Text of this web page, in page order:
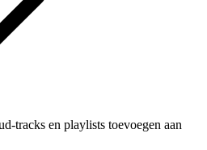
tracks en playlists toevoegen aan